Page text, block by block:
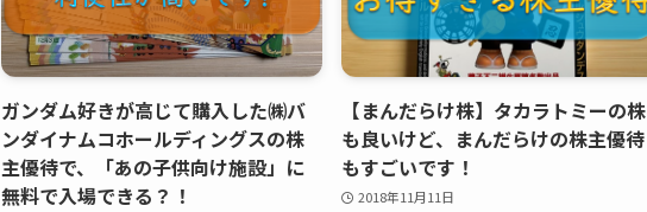
ガンダム好きが高じて購入した㈱バ
ンダイナムコホールディングスの株
主優待で、「あの子供向け施設」に
無料で入場できる？！
【まんだらけ株】タカラトミーの株
も良いけど、まんだらけの株主優待
もすごいです！
2018年11月11日